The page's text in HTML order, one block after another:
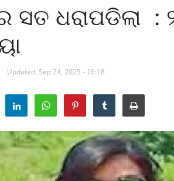
ସତ ଧରାପଡିଲା
Updated: Sep 24, 2025 - 16:18